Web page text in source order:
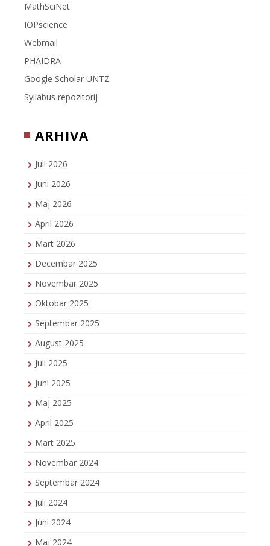
MathSciNet
IOPscience
Webmail
PHAIDRA
Google Scholar UNTZ
Syllabus repozitorij
ARHIVA
Juli 2026
Juni 2026
Maj 2026
April 2026
Mart 2026
Decembar 2025
Novembar 2025
Oktobar 2025
Septembar 2025
August 2025
Juli 2025
Juni 2025
Maj 2025
April 2025
Mart 2025
Novembar 2024
Septembar 2024
Juli 2024
Juni 2024
Maj 2024